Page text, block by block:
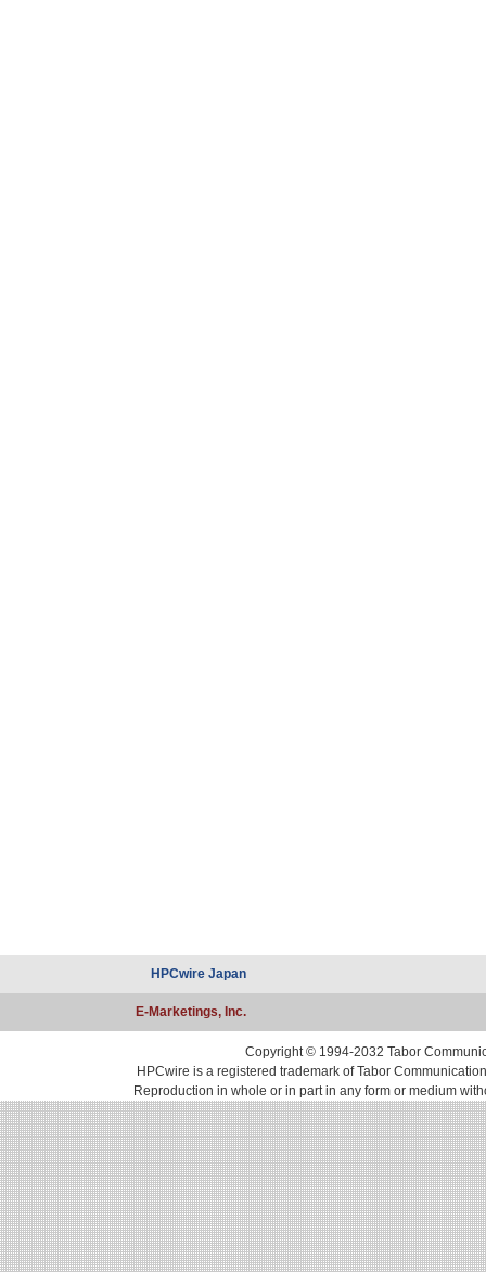
HPCwire Japan
E-Marketings, Inc.
Copyright © 1994-2032 Tabor
HPCwire is a registered trademark of Tabor
Reproduction in whole or in part in any form or medium